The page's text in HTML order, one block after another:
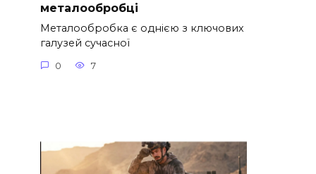
металообробці
Металообробка є однією з ключових
галузей сучасної
0 7